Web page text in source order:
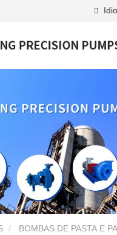
BOMBAS DE PASTA E